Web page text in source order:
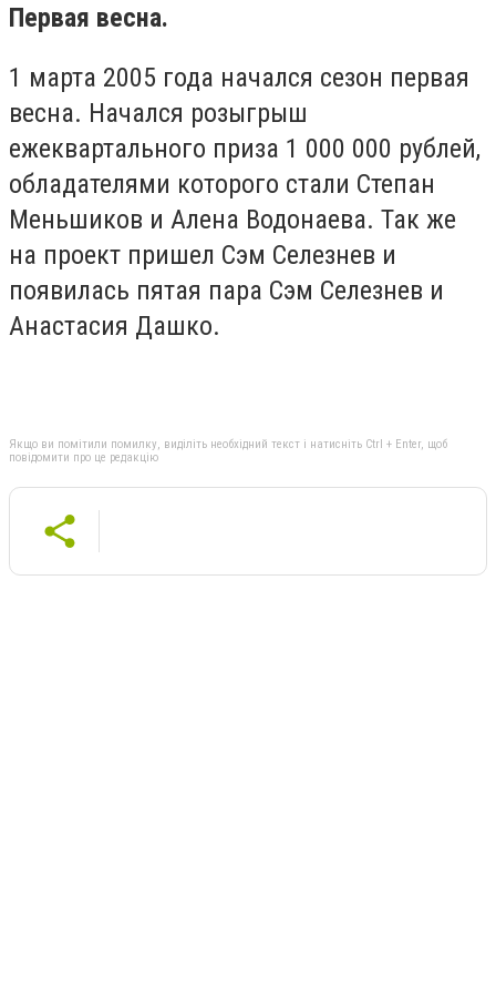
Первая весна.
1 марта 2005 года начался сезон первая
весна. Начался розыгрыш
ежеквартального приза 1 000 000 рублей,
обладателями которого стали Степан
Меньшиков и Алена Водонаева. Так же
на проект пришел Сэм Селезнев и
появилась пятая пара Сэм Селезнев и
Анастасия Дашко.
Якщо ви помітили помилку, виділіть необхідний текст і натисніть Ctrl + Enter, щоб
повідомити про це редакцію